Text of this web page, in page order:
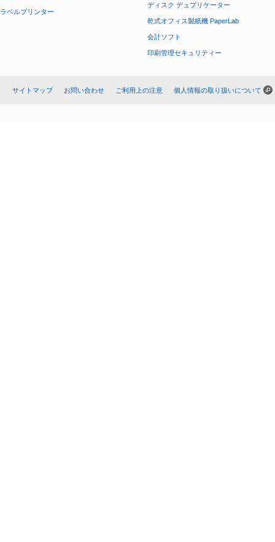
ラベルプリンター
ディスク デュプリケーター
乾式オフィス製紙機 PaperLab
会計ソフト
印刷管理セキュリティー
サイトマップ お問い合わせ ご利用上の注意 個人情報の取り扱いについて